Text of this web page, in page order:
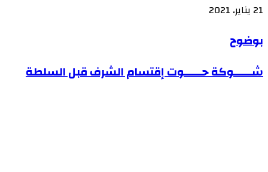
21 يناير، 2021
بوضوح
بوضوح
شــــــوكة
شــــــوكة حــــــوت إقتسام الشرف قبل السلطة